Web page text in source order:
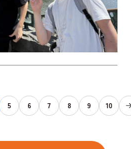
5 6 7 8 9 10